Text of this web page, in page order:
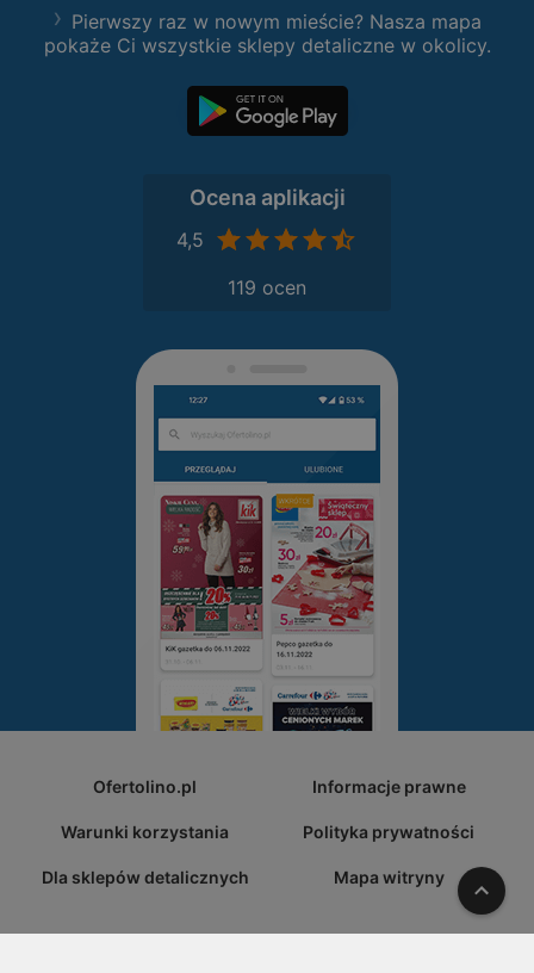
Pierwszy raz w nowym mieście? Nasza mapa
pokaże Ci wszystkie sklepy detaliczne w okolicy.
Ocena aplikacji
4,5
119 ocen
Ofertolino.pl Informacje prawne
Warunki korzystania Polityka prywatności
Dla sklepów detalicznych Mapa witryny W